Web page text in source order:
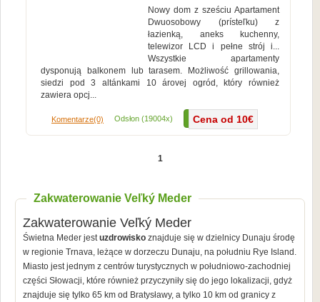
Cena od 10€
Nowy dom z sześciu Apartament
Dwuosobowy (prísteľku) z
łazienką, aneks kuchenny,
telewizor LCD i pełne strój i...
Wszystkie apartamenty
dysponują balkonem lub tarasem. Możliwość grillowania,
siedzi pod 3 altánkami 10 árovej ogród, który również
zawiera opcj...
Komentarze(0) Odsłon (19004x) Więcej...
1
Zakwaterowanie Veľký Meder
Zakwaterowanie Veľký Meder
Świetna Meder jestuzdrowisko znajduje się w dzielnicy Dunaju środę
w regionie Trnava, leżące w dorzeczu Dunaju, na południu Rye Island.
Miasto jest jednym z centrów turystycznych w południowo-zachodniej
części Słowacji, które również przyczyniły się do jego lokalizacji, gdyż
znajduje się tylko 65 km od Bratysławy, a tylko 10 km od granicy z